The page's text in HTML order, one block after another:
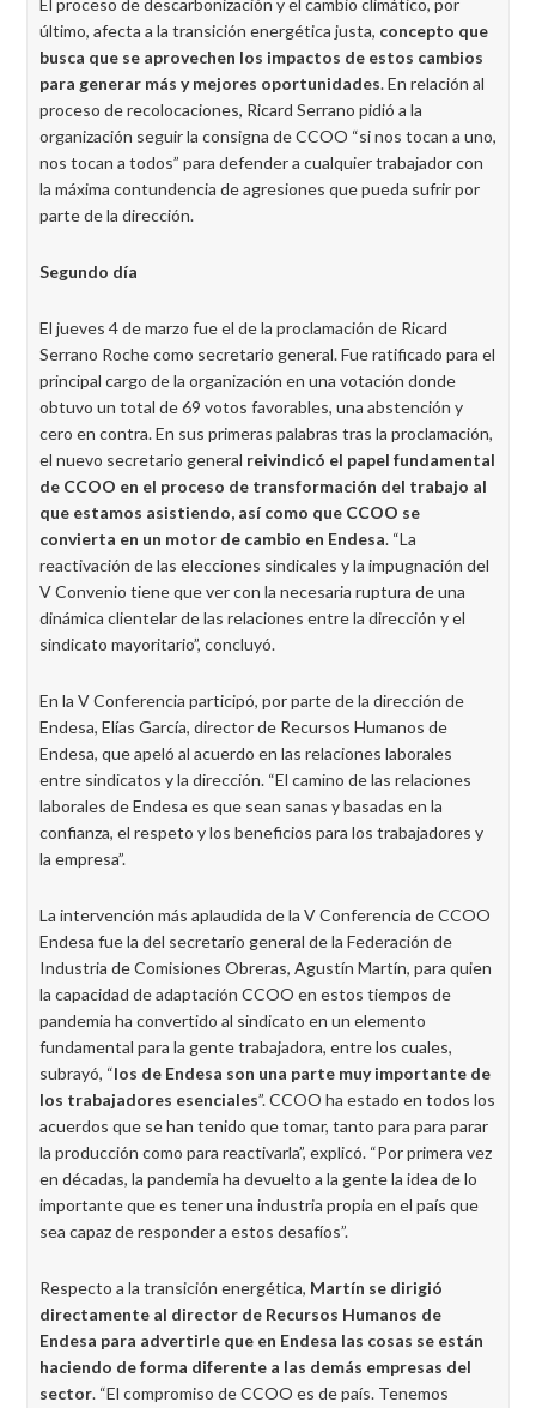
El proceso de descarbonización y el cambio climático, por
último, afecta a la transición energética justa, concepto que
busca que se aprovechen los impactos de estos cambios
para generar más y mejores oportunidades. En relación al
proceso de recolocaciones, Ricard Serrano pidió a la
organización seguir la consigna de CCOO “si nos tocan a uno,
nos tocan a todos” para defender a cualquier trabajador con
la máxima contundencia de agresiones que pueda sufrir por
parte de la dirección.
Segundo día
El jueves 4 de marzo fue el de la proclamación de Ricard
Serrano Roche como secretario general. Fue ratificado para el
principal cargo de la organización en una votación donde
obtuvo un total de 69 votos favorables, una abstención y
cero en contra. En sus primeras palabras tras la proclamación,
el nuevo secretario general reivindicó el papel fundamental
de CCOO en el proceso de transformación del trabajo al
que estamos asistiendo, así como que CCOO se
convierta en un motor de cambio en Endesa. “La
reactivación de las elecciones sindicales y la impugnación del
V Convenio tiene que ver con la necesaria ruptura de una
dinámica clientelar de las relaciones entre la dirección y el
sindicato mayoritario”, concluyó.
En la V Conferencia participó, por parte de la dirección de
Endesa, Elías García, director de Recursos Humanos de
Endesa, que apeló al acuerdo en las relaciones laborales
entre sindicatos y la dirección. “El camino de las relaciones
laborales de Endesa es que sean sanas y basadas en la
confianza, el respeto y los beneficios para los trabajadores y
la empresa”.
La intervención más aplaudida de la V Conferencia de CCOO
Endesa fue la del secretario general de la Federación de
Industria de Comisiones Obreras, Agustín Martín, para quien
la capacidad de adaptación CCOO en estos tiempos de
pandemia ha convertido al sindicato en un elemento
fundamental para la gente trabajadora, entre los cuales,
subrayó, “los de Endesa son una parte muy importante de
los trabajadores esenciales”. CCOO ha estado en todos los
acuerdos que se han tenido que tomar, tanto para para parar
la producción como para reactivarla”, explicó. “Por primera vez
en décadas, la pandemia ha devuelto a la gente la idea de lo
importante que es tener una industria propia en el país que
sea capaz de responder a estos desafíos”.
Respecto a la transición energética, Martín se dirigió
directamente al director de Recursos Humanos de
Endesa para advertirle que en Endesa las cosas se están
haciendo de forma diferente a las demás empresas del
sector. “El compromiso de CCOO es de país. Tenemos